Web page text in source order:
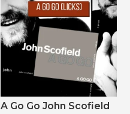
A Go Go John Scofield